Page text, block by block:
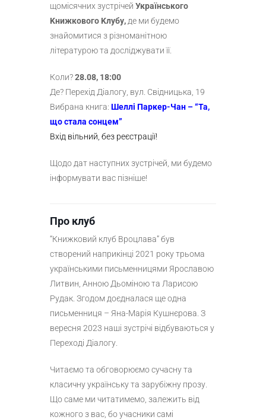
щомісячних зустрічей Українського
Kнижкового Kлубу, де ми будемо
знайомитися з різноманітною
літературою та досліджувати її.
Коли?28.08, 18:00
Де? Перехід Діалогу, вул. Свідницька, 19
Вибрана книга: Шеллі Паркер-Чан – “Та,
що стала сонцем”
Вхід вільний, без реєстрації!
Щодо дат наступних зустрічей, ми будемо
інформувати вас пізніше!
Про клуб
“Книжковий клуб Вроцлава” був
створений наприкінці 2021 року трьома
українськими письменницями Ярославою
Литвин, Анною Дьоміною та Ларисою
Рудак. Згодом доєдналася ще одна
письменниця – Яна-Марія Кушнєрова. З
вересня 2023 наші зустрічі відбуваються у
Переході Діалогу.
Читаємо та обговорюємо сучасну та
класичну українську та зарубіжну прозу.
Що саме ми читатимемо, залежить від
кожного з вас, бо учасники самі